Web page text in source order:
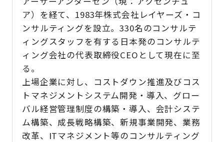
ア）を経て、1983年株式会社レイヤーズ・コ
ンサルティングを設立。330名のコンサルテ
ィングスタッフを有する日本発のコンサルテ
ィング会社の代表取締役CEOとして現在に至
る。
上場企業に対し、コストダウン推進及びコス
トマネジメントシステム開発・導入、グロー
バル経営管理制度の構築・導入、会計システ
ム構築、成長戦略構築、新規事業開発、業務
改革、ITマネジメント等のコンサルティング